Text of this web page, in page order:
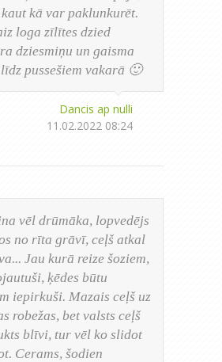
kā var paklunkurēt.
loga zīlītes dzied
dziesmiņu un gaisma
pussešiem vakarā 🙂
Dancis ap nulli
11.02.2022 08:24
vēl drūmāka, lopvedējs
no rīta grāvī, ceļš atkal
Jau kurā reize šoziem,
ķēdes būtu
iepirkuši. Mazais ceļš uz
robežas, bet valsts ceļš
blīvi, tur vēl ko slidot
Cerams, šodien